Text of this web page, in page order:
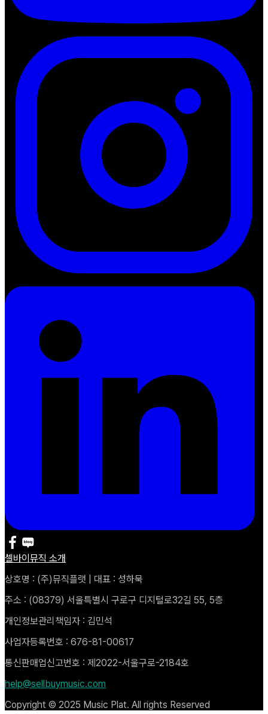
셀바이뮤직 소개
상호명 : (주)뮤직플랫 | 대표 : 성하묵
주소 : (08379) 서울특별시 구로구 디지털로32길 55, 5층
개인정보관리책임자 : 김민석
사업자등록번호 : 676-81-00617
통신판매업신고번호 : 제2022-서울구로-2184호
help@sellbuymusic.com
Copyright © 2025 Music Plat. All rights Reserved